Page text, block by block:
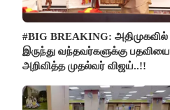
#BIG BREAKING: அதிமுகவில்
இருந்து வந்தவர்களுக்கு பதவியை
அறிவித்த முதல்வர் விஜய்..!!